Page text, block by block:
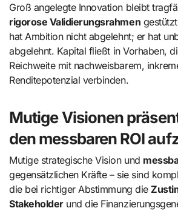
Groß angelegte Innovation bleibt
rigorose Validierungsrahmen
hat Ambition nicht abgelehnt; er hat
abgelehnt. Kapital fließt in Vorhaben,
Reichweite mit nachweisbarem,
Renditepotenzial verbinden.
Mutige Visionen
den messbaren ROI
Mutige strategische Vision und
gegensätzlichen Kräfte – sie sind
die bei richtiger Abstimmung die
Stakeholderund die